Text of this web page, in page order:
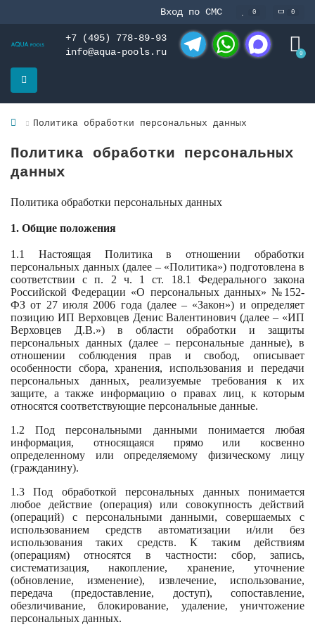
Вход по СМС 0 0
+7 (495) 778-89-93
info@aqua-pools.ru
0
Политика обработки персональных данных
Политика обработки персональных
данных
Политика обработки персональных данных
1. Общие положения
1.1 Настоящая Политика в отношении обработки
персональных данных (далее – «Политика») подготовлена в
соответствии с п. 2 ч. 1 ст. 18.1 Федерального закона
Российской Федерации «О персональных данных» №152-
ФЗ от 27 июля 2006 года (далее – «Закон») и определяет
позицию ИП Верховцев Денис Валентинович (далее – «ИП
Верховцев Д.В.») в области обработки и защиты
персональных данных (далее – персональные данные), в
отношении соблюдения прав и свобод, описывает
особенности сбора, хранения, использования и передачи
персональных данных, реализуемые требования к их
защите, а также информацию о правах лиц, к которым
относятся соответствующие персональные данные.
1.2 Под персональными данными понимается любая
информация, относящаяся прямо или косвенно
определенному или определяемому физическому лицу
(гражданину).
1.3 Под обработкой персональных данных понимается
любое действие (операция) или совокупность действий
(операций) с персональными данными, совершаемых с
использованием средств автоматизации и/или без
использования таких средств. К таким действиям
(операциям) относятся в частности: сбор, запись,
систематизация, накопление, хранение, уточнение
(обновление, изменение), извлечение, использование,
передача (предоставление, доступ), сопоставление,
обезличивание, блокирование, удаление, уничтожение
персональных данных.